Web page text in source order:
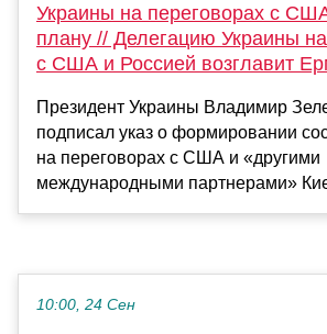
Украины на переговорах с
плану // Делегацию Украины
с США и Россией возглавит
Президент Украины Владимир
подписал указ о формировании
на переговорах с США и «другими
международными партнерами»
10:00, 24 Сен